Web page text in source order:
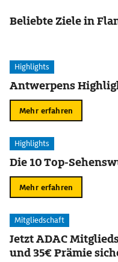
Beliebte Ziele in
Highlights
Antwerpens
Mehr erfahren
Highlights
Die 10 Top-
Mehr erfahren
Mitgliedschaft
Jetzt ADAC
und 35€ Prämie